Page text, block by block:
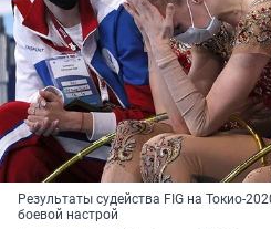
Результаты судейства FIG на Токио-
боевой настрой